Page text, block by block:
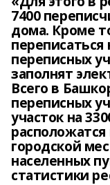
7400
дома. Кроме
переписных
заполнят
Всего в
переписных
участок на
городской
населенных
статистики